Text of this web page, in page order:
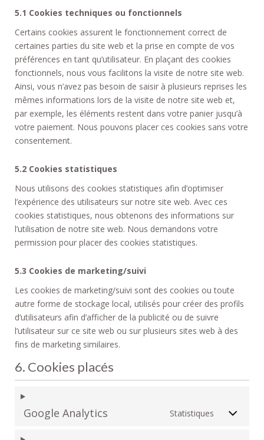
5.1 Cookies techniques ou fonctionnels
Certains cookies assurent le fonctionnement correct de
certaines parties du site web et la prise en compte de vos
préférences en tant qu’utilisateur. En plaçant des cookies
fonctionnels, nous vous facilitons la visite de notre site web.
Ainsi, vous n’avez pas besoin de saisir à plusieurs reprises les
mêmes informations lors de la visite de notre site web et,
par exemple, les éléments restent dans votre panier jusqu’à
votre paiement. Nous pouvons placer ces cookies sans votre
consentement.
5.2 Cookies statistiques
Nous utilisons des cookies statistiques afin d’optimiser
l’expérience des utilisateurs sur notre site web. Avec ces
cookies statistiques, nous obtenons des informations sur
l’utilisation de notre site web. Nous demandons votre
permission pour placer des cookies statistiques.
5.3 Cookies de marketing/suivi
Les cookies de marketing/suivi sont des cookies ou toute
autre forme de stockage local, utilisés pour créer des profils
d’utilisateurs afin d’afficher de la publicité ou de suivre
l’utilisateur sur ce site web ou sur plusieurs sites web à des
fins de marketing similaires.
6. Cookies placés
Google Analytics Statistiques